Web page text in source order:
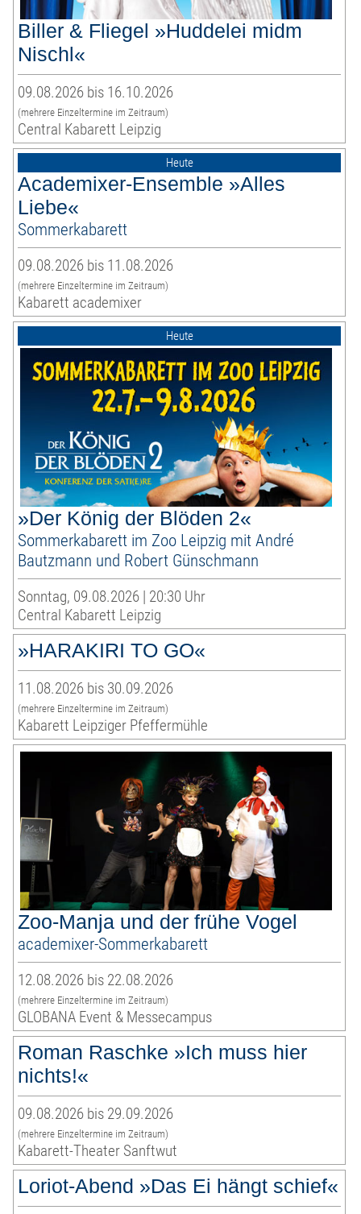
Biller & Fliegel »Huddelei midm
Nischl«
09.08.2026 bis 16.10.2026
(mehrere Einzeltermine im Zeitraum)
Central Kabarett Leipzig
Heute
Academixer-Ensemble »Alles
Liebe«
Sommerkabarett
09.08.2026 bis 11.08.2026
(mehrere Einzeltermine im Zeitraum)
Kabarett academixer
Heute
»Der König der Blöden 2«
Sommerkabarett im Zoo Leipzig mit André
Bautzmann und Robert Günschmann
Sonntag, 09.08.2026 | 20:30 Uhr
Central Kabarett Leipzig
»HARAKIRI TO GO«
11.08.2026 bis 30.09.2026
(mehrere Einzeltermine im Zeitraum)
Kabarett Leipziger Pfeffermühle
Zoo-Manja und der frühe Vogel
academixer-Sommerkabarett
12.08.2026 bis 22.08.2026
(mehrere Einzeltermine im Zeitraum)
GLOBANA Event & Messecampus
Roman Raschke »Ich muss hier
nichts!«
09.08.2026 bis 29.09.2026
(mehrere Einzeltermine im Zeitraum)
Kabarett-Theater Sanftwut
Loriot-Abend »Das Ei hängt schief«